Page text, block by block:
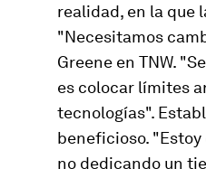
realidad, en la que
"Necesitamos
Greene en TNW.
es colocar límites
tecnologías".
beneficioso.
no dedicando un